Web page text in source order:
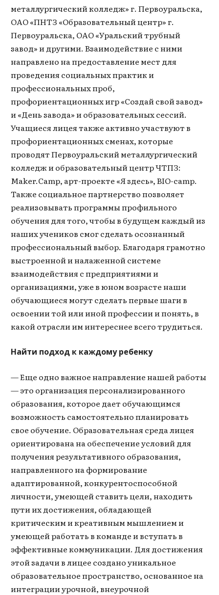
металлургический колледж» г. Первоуральска,
ОАО «ПНТЗ «Образовательный центр» г.
Первоуральска, ОАО «Уральский трубный
завод» и другими. Взаимодействие с ними
направлено на предоставление мест для
проведения социальных практик и
профессиональных проб,
профориентационных игр «Создай свой завод»
и «День завода» и образовательных сессий.
Учащиеся лицея также активно участвуют в
профориентационных сменах, которые
проводят Первоуральский металлургический
колледж и образовательный центр ЧТПЗ:
Maker.Camp, арт-проекте «Я здесь», BIO-camp.
Также социальное партнерство позволяет
реализовывать программы профильного
обучения для того, чтобы в будущем каждый из
наших учеников смог сделать осознанный
профессиональный выбор. Благодаря грамотно
выстроенной и налаженной системе
взаимодействия с предприятиями и
организациями, уже в юном возрасте наши
обучающиеся могут сделать первые шаги в
освоении той или иной профессии и понять, в
какой отрасли им интереснее всего трудиться.
Найти подход к каждому ребенку
— Еще одно важное направление нашей работы
— это организация персонализированного
образования, которое дает обучающимся
возможность самостоятельно планировать
свое обучение. Образовательная среда лицея
ориентирована на обеспечение условий для
получения результативного образования,
направленного на формирование
адаптированной, конкурентоспособной
личности, умеющей ставить цели, находить
пути их достижения, обладающей
критическим и креативным мышлением и
умеющей работать в команде и вступать в
эффективные коммуникации. Для достижения
этой задачи в лицее создано уникальное
образовательное пространство, основанное на
интеграции урочной, внеурочной